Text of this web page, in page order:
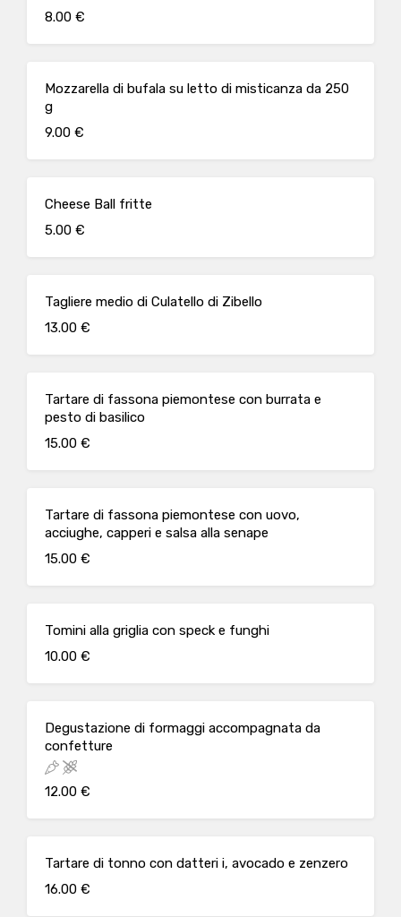
8.00 €
Mozzarella di bufala su letto di misticanza da 250
g
9.00 €
Cheese Ball fritte
5.00 €
Tagliere medio di Culatello di Zibello
13.00 €
Tartare di fassona piemontese con burrata e
pesto di basilico
15.00 €
Tartare di fassona piemontese con uovo,
acciughe, capperi e salsa alla senape
15.00 €
Tomini alla griglia con speck e funghi
10.00 €
Degustazione di formaggi accompagnata da
confetture
12.00 €
Tartare di tonno con datteri i, avocado e zenzero
16.00 €